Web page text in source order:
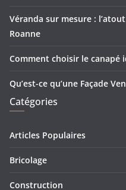
Véranda sur mesure :
Roanne
Comment choisir le canapé
Qu’est-ce qu’une Façade
Catégories
Articles Populaires
Bricolage
Construction